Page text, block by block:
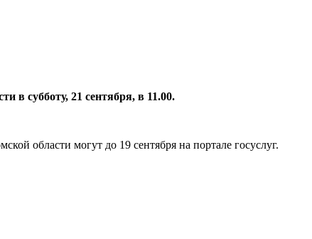
в субботу, 21 сентября, в 11.00.
области могут до 19 сентября на портале госуслуг.